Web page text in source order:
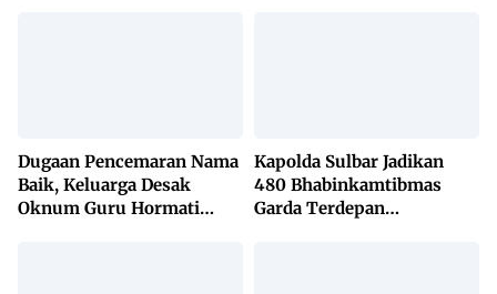
Dugaan Pencemaran Nama
Baik, Keluarga Desak
Oknum Guru Hormati
Kapolda Sulbar Jadikan
480 Bhabinkamtibmas
Garda Terdepan